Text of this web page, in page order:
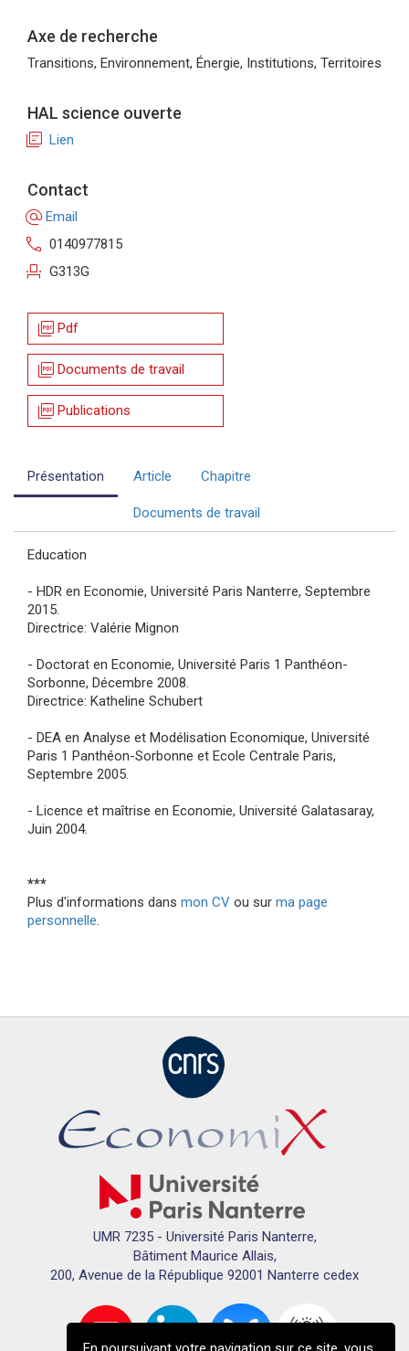
Axe de recherche
Transitions, Environnement, Énergie, Institutions, Territoires
HAL science ouverte
library_books Lien
Contact
alternate_email Email
call 0140977815
event_seat G313G
picture_as_pdf Pdf
picture_as_pdf Documents de travail
picture_as_pdf Publications
Présentation Article Chapitre
Documents de travail
Education
- HDR en Economie, Université Paris Nanterre, Septembre
2015.
Directrice: Valérie Mignon
- Doctorat en Economie, Université Paris 1 Panthéon-
Sorbonne, Décembre 2008.
Directrice: Katheline Schubert
- DEA en Analyse et Modélisation Economique, Université
Paris 1 Panthéon-Sorbonne et Ecole Centrale Paris,
Septembre 2005.
- Licence et maîtrise en Economie, Université Galatasaray,
Juin 2004.
***
Plus d'informations dans mon CV ou sur ma page
personnelle.
UMR 7235 - Université Paris Nanterre,
Bâtiment Maurice Allais,
200, Avenue de la République 92001 Nanterre cedex